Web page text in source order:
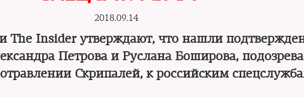
2018.09.14
The Insider утверждают, что нашли
Петрова и Руслана Боширова,
Скрипалей, к российским